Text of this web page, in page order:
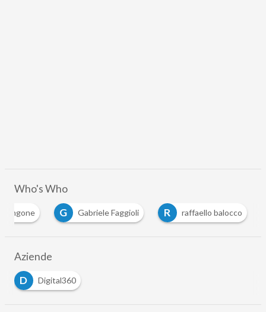
Who's Who
rangone G Gabriele Faggioli R raffaello balocco
Aziende
D
Digital360